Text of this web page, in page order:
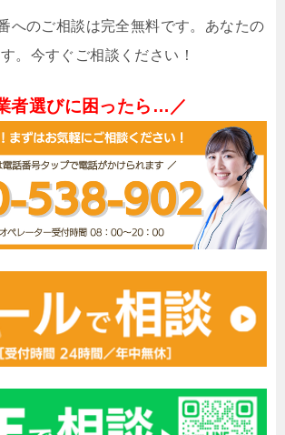
へのご相談は完全無料です。あなたの
。今すぐご相談ください！
者選びに困ったら…／